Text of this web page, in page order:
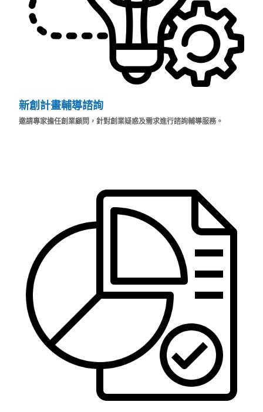
新創計畫輔導諮詢
邀請專家擔任創業顧問，針對創業疑惑及需求進行諮詢輔導服務。